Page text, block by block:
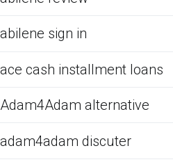
abilene sign in
ace cash installment loans
Adam4Adam alternative
adam4adam discuter